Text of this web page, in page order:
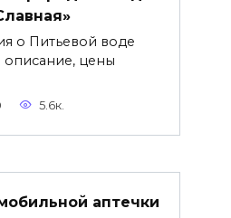
о Питьевой воде
описание, цены
5.6к.
аптечки